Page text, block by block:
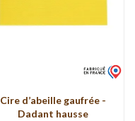
Cire d’abeille gaufrée -
Dadant hausse